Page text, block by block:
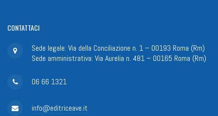
CONTATTACI
Sede legale: Via della Conciliazione n. 1 – 00193 Roma (Rm)
Sede amministrativa: Via Aurelia n. 481 – 00165 Roma (Rm)
06 66 1321
info@editriceave.it